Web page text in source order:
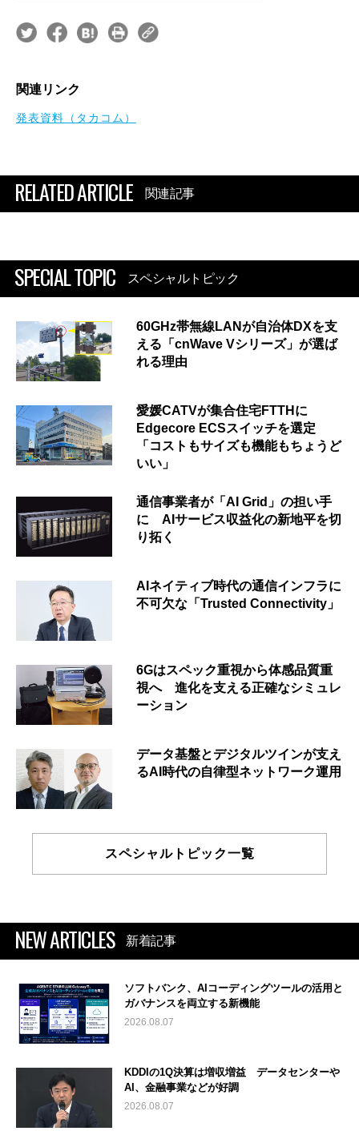
関連リンク
発表資料（タカコム）
RELATED ARTICLE 関連記事
SPECIAL TOPIC スペシャルトピック
60GHz帯無線LANが自治体DXを支
える「cnWave Vシリーズ」が選ば
れる理由
愛媛CATVが集合住宅FTTHに
Edgecore ECSスイッチを選定
「コストもサイズも機能もちょうど
いい」
通信事業者が「AI Grid」の担い手
に AIサービス収益化の新地平を切
り拓く
AIネイティブ時代の通信インフラに
不可欠な「Trusted Connectivity」
6Gはスペック重視から体感品質重
視へ 進化を支える正確なシミュレ
ーション
データ基盤とデジタルツインが支え
るAI時代の自律型ネットワーク運用
スペシャルトピック一覧
NEW ARTICLES 新着記事
ソフトバンク、AIコーディングツールの活用と
ガバナンスを両立する新機能
2026.08.07
KDDIの1Q決算は増収増益 データセンターや
AI、金融事業などが好調
2026.08.07